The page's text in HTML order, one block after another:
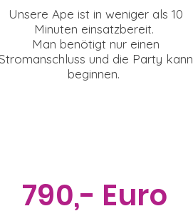
Unsere Ape ist in weniger als 10
Minuten einsatzbereit.
Man benötigt nur einen
Stromanschluss und die Party kann
beginnen.
790,- Euro